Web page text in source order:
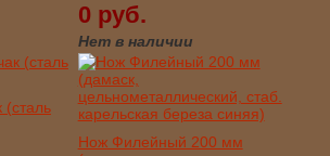
0 руб.
Нет в наличии
(сталь
Нож Филейный 200 мм